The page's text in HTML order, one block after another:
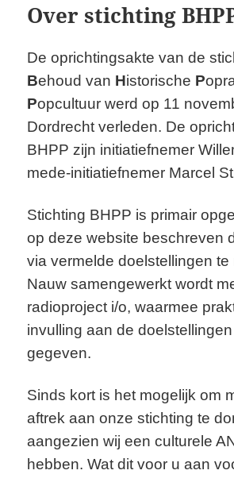
Over stichting
De oprichtingsakte van de
Behoud van Historische P
Popcultuur werd op 11
Dordrecht verleden. De
BHPP zijn initiatiefnemer
mede-initiatiefnemer Marcel
Stichting BHPP is primair
op deze website beschreven
via vermelde doelstellingen te
Nauw samengewerkt wordt
radioproject i/o, waarmee
invulling aan de
gegeven.
Sinds kort is het mogelijk om
aftrek aan onze stichting te
aangezien wij een culturele
hebben. Wat dit voor u aan